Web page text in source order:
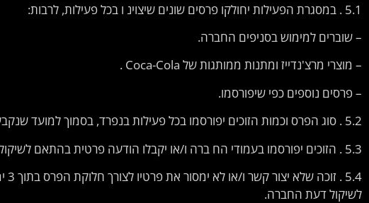
5.1 . במסגרת הפעילות יחולקו פרסים שונים שיצוינ ו בכל פעילות, לרבות:
– שוברים למימוש בסניפים החברה.
– מוצרי מרצ'נדייז ומתנות ממותגות של Coca-Cola .
– פרסים נוספים כפי שיפורסמו.
5.2 . סוג הפרס וכמות הזוכים יפורסמו בכל פעילות בנפרד, בסמוך למועד שנקבע לסיומה.
5.3 . הזוכים יפורסמו בעמודי הח ברה ו/או יקבלו הודעה פרטית בהתאם לשיקול דעת החברה.
לשיקול דעת החברה.